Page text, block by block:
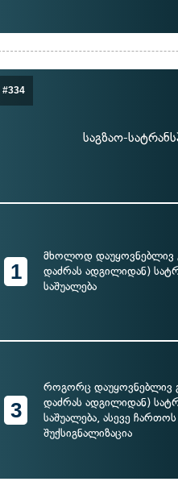
#334
საგზაო-
1
მხოლოდ დაუყოვნებლივ
დაძრას ადგილიდან)
საშუალება
3
როგორც დაუყოვნებლივ
დაძრას ადგილიდან)
საშუალება, ასევე
შუქსიგნალიზაცია